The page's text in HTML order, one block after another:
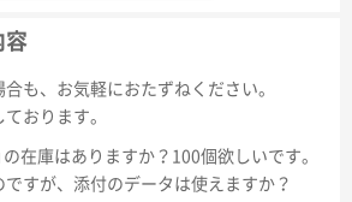
容
も、お気軽におたずねください。
おります。
」の在庫はありますか？100個欲しいです。
ですが、添付のデータは使えますか？